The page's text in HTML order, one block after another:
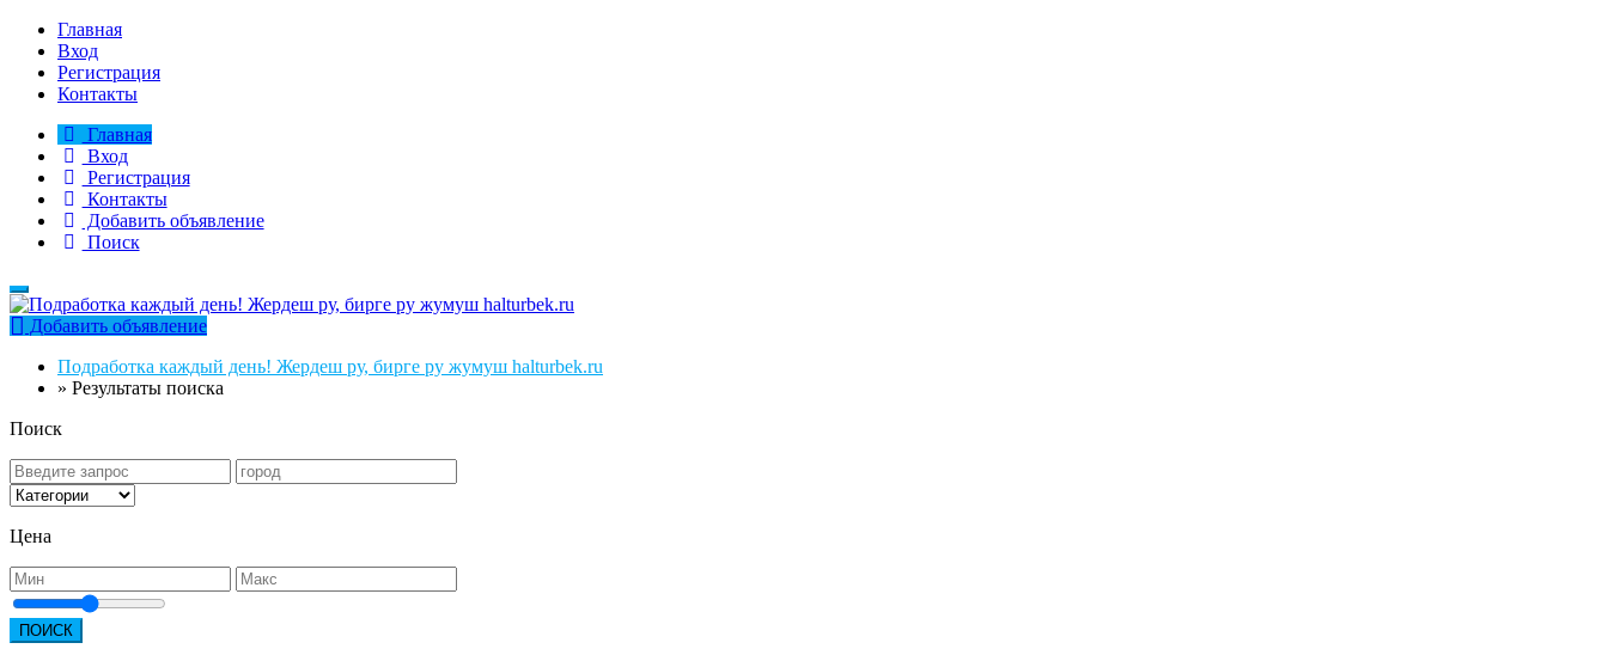
Главная
Вход
Регистрация
Контакты
Главная
Вход
Регистрация
Контакты
Добавить объявление
Поиск
Добавить объявление
Подработка каждый день! Жердеш ру, бирге ру жумуш halturbek.ru
» Результаты поиска
Поиск
Цена
ПОИСК